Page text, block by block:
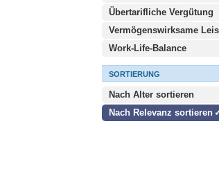
Übertarifliche Vergütung
Vermögenswirksame
Work-Life-Balance
SORTIERUNG
Nach Alter sortieren
Nach Relevanz sortieren